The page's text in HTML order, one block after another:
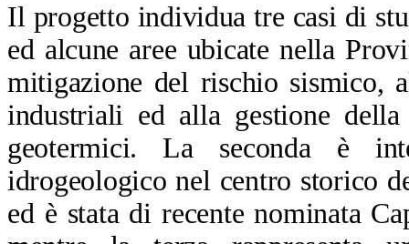
Il progetto individua tre casi di
ed alcune aree ubicate nella
mitigazione del rischio sismico,
industriali ed alla gestione
geotermici. La seconda è
idrogeologico nel centro storico
ed è stata di recente nominata